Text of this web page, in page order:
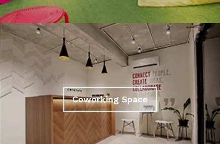
Coworking Space